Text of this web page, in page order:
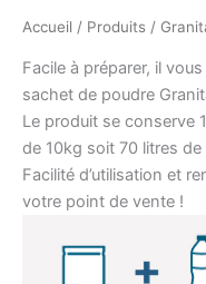
Accueil / Produits /
Facile à préparer, il
sachet de poudre
Le produit se conserve
de 10kg soit 70 litres
Facilité d’utilisation et
votre point de vente !